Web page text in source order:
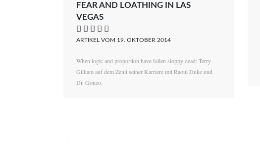
FEAR AND LOATHING IN LAS
VEGAS
    
ARTIKEL VOM 19. OKTOBER 2014
When logic and proportion have fallen sloppy dead: Terry
Gilliam auf dem Zenit seiner Karriere mit Raoul Duke und
Dr. Gonzo.